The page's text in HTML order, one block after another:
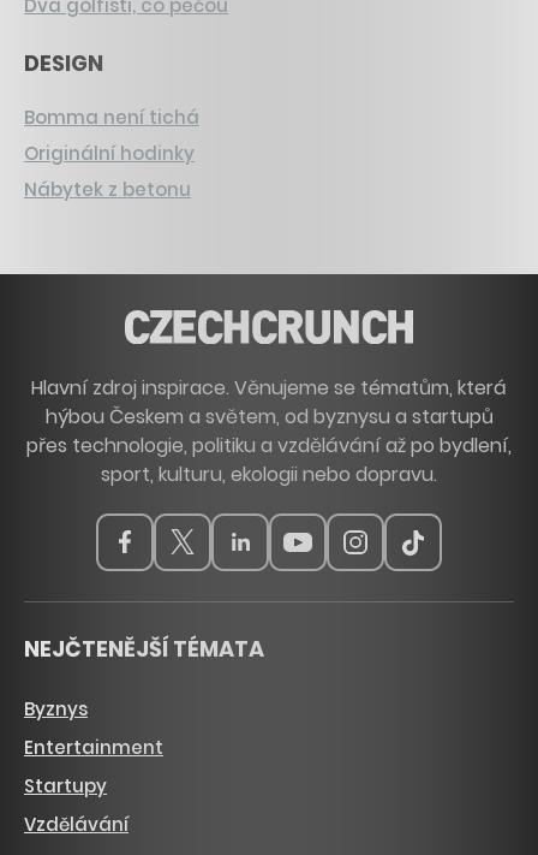
Dva golfisti, co pečou
DESIGN
Bomma není tichá
Originální hodinky
Nábytek z betonu
Hlavní zdroj inspirace. Věnujeme se tématům, která
hýbou Českem a světem, od byznysu a startupů
přes technologie, politiku a vzdělávání až po bydlení,
sport, kulturu, ekologii nebo dopravu.
NEJČTENĚJŠÍ TÉMATA
Byznys
Entertainment
Startupy
Vzdělávání